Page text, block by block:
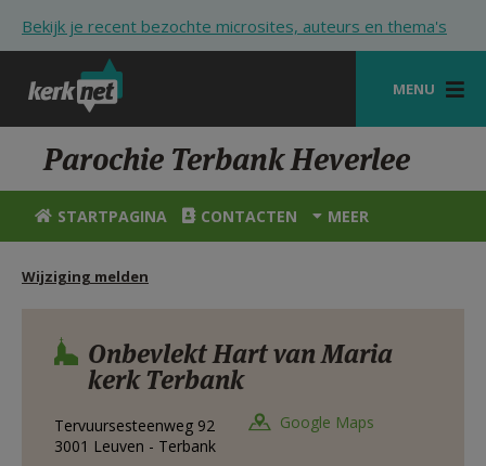
Bekijk je recent bezochte microsites, auteurs en thema's
MENU
STARTPAGINA
KERK
VIERINGEN
SHOP
HULP
STARTPAGINA PORTAAL
Parochie Terbank Heverlee
STARTPAGINA CONTACTEN MEER
Wijziging melden
Onbevlekt Hart van Maria
kerk Terbank
Tervuursesteenweg 92
3001 Leuven - Terbank
Google Maps